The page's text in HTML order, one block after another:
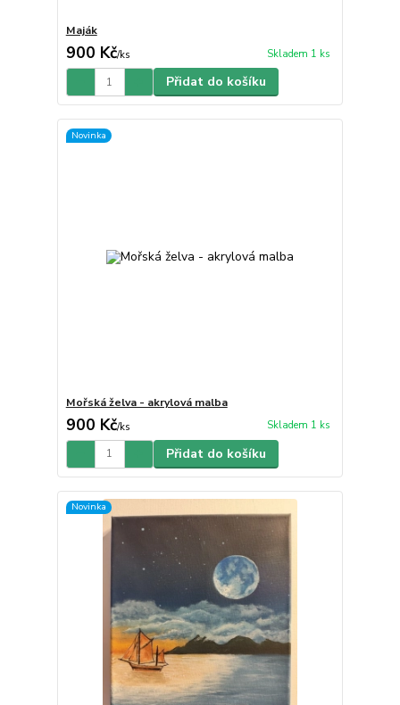
Maják
900 Kč/ks Skladem 1 ks
Přidat do košíku
Novinka
Mořská želva - akrylová malba
900 Kč/ks Skladem 1 ks
Přidat do košíku
Novinka